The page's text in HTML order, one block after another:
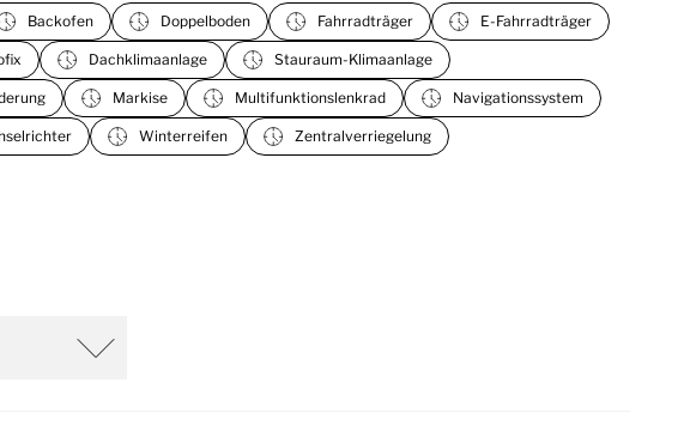
Backofen Doppelboden Fahrradträger E-Fahrradträger
Dachklimaanlage Stauraum-Klimaanlage
Markise Multifunktionslenkrad Navigationssystem
Winterreifen Zentralverriegelung